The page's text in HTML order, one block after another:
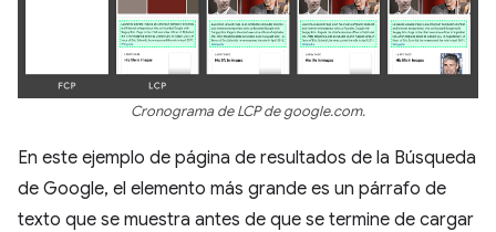
Cronograma de LCP de google.com.
En este ejemplo de página de resultados de la Búsqueda
de Google, el elemento más grande es un párrafo de
texto que se muestra antes de que se termine de cargar